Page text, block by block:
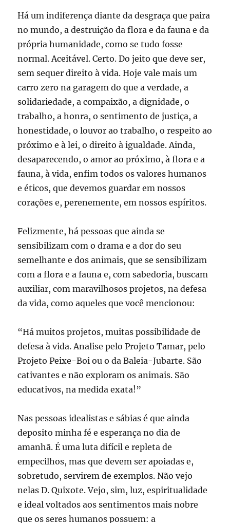
Há um indiferença diante da desgraça que paira
no mundo, a destruição da flora e da fauna e da
própria humanidade, como se tudo fosse
normal. Aceitável. Certo. Do jeito que deve ser,
sem sequer direito à vida. Hoje vale mais um
carro zero na garagem do que a verdade, a
solidariedade, a compaixão, a dignidade, o
trabalho, a honra, o sentimento de justiça, a
honestidade, o louvor ao trabalho, o respeito ao
próximo e à lei, o direito à igualdade. Ainda,
desaparecendo, o amor ao próximo, à flora e a
fauna, à vida, enfim todos os valores humanos
e éticos, que devemos guardar em nossos
corações e, perenemente, em nossos espíritos.
Felizmente, há pessoas que ainda se
sensibilizam com o drama e a dor do seu
semelhante e dos animais, que se sensibilizam
com a flora e a fauna e, com sabedoria, buscam
auxiliar, com maravilhosos projetos, na defesa
da vida, como aqueles que você mencionou:
“Há muitos projetos, muitas possibilidade de
defesa à vida. Analise pelo Projeto Tamar, pelo
Projeto Peixe-Boi ou o da Baleia-Jubarte. São
cativantes e não exploram os animais. São
educativos, na medida exata!”
Nas pessoas idealistas e sábias é que ainda
deposito minha fé e esperança no dia de
amanhã. É uma luta difícil e repleta de
empecilhos, mas que devem ser apoiadas e,
sobretudo, servirem de exemplos. Não vejo
nelas D. Quixote. Vejo, sim, luz, espiritualidade
e ideal voltados aos sentimentos mais nobre
que os seres humanos possuem: a